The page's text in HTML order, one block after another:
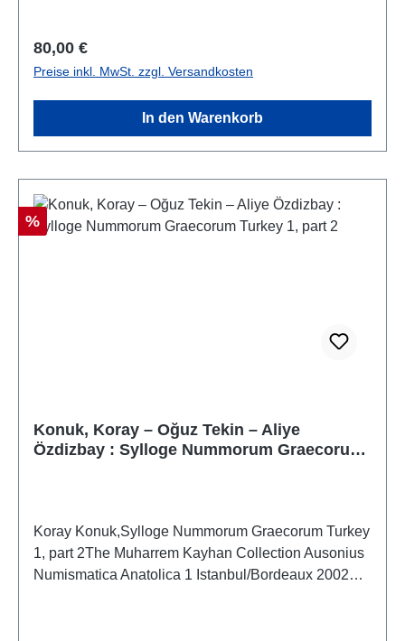
Regulärer Preis:
80,00 €
Preise inkl. MwSt. zzgl. Versandkosten
In den Warenkorb
Rabatt
%
Konuk, Koray – Oğuz Tekin – Aliye
Özdizbay : Sylloge Nummorum Graecorum
Koray Konuk,Sylloge Nummorum Graecorum Turkey
1, part 2The Muharrem Kayhan Collection Ausonius
Numismatica Anatolica 1 Istanbul/Bordeaux 2002